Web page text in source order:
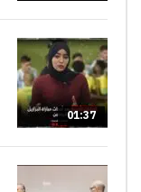
01:37